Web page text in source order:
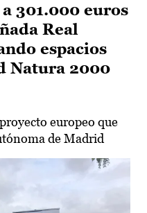
301.000 euros
Real
espacios
Natura 2000
europeo que
de Madrid